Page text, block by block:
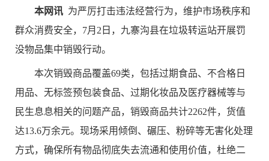
本网讯 为严厉打击违法经营行为，维护市场秩序和
群众消费安全， 7月 2 日，九寨沟县在垃圾转运站开展罚
没物品集中销毁行动。
本次销毁商品覆盖69类， 包括过期食品、不合格日
用品、无标签预包装食品、过期化妆品及医疗器械等与
民生息息相关的问题产品， 销毁商品共计2262件， 货值
达13.6万余元。现场采用倾倒、碾压、粉碎等无害化处理
方式，确保所有物品彻底失去流通和使用价值，杜绝二